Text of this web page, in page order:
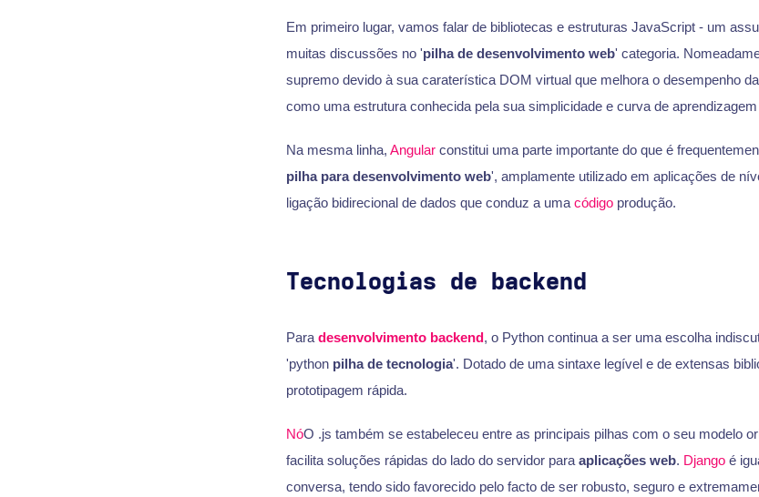
Em primeiro lugar, vamos falar de bibliotecas e estruturas JavaScript - um
muitas discussões no 'pilha de desenvolvimento web' categoria.
supremo devido à sua caraterística DOM virtual que melhora o desempenho
como uma estrutura conhecida pela sua simplicidade e curva de
Na mesma linha, Angularconstitui uma parte importante do que é
pilha para desenvolvimento web', amplamente utilizado em aplicações de
ligação bidirecional de dados que conduz a uma códigoprodução.
Tecnologias de backend
Para desenvolvimento backend, o Python continua a ser uma escolha
'python pilha de tecnologia'. Dotado de uma sintaxe legível e de extensas
prototipagem rápida.
NóO .js também se estabeleceu entre as principais pilhas com o seu modelo
facilita soluções rápidas do lado do servidor paraaplicações web. Djangoé
conversa, tendo sido favorecido pelo facto de ser robusto, seguro e